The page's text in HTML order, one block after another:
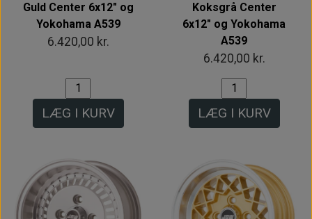
Guld Center 6x12" og
Yokohama A539
6.420,00 kr.
LÆG I KURV
Koksgrå Center
6x12" og Yokohama
A539
6.420,00 kr.
LÆG I KURV